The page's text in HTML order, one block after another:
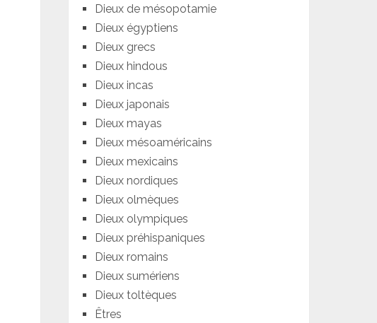
Dieux de mésopotamie
Dieux égyptiens
Dieux grecs
Dieux hindous
Dieux incas
Dieux japonais
Dieux mayas
Dieux mésoaméricains
Dieux mexicains
Dieux nordiques
Dieux olmèques
Dieux olympiques
Dieux préhispaniques
Dieux romains
Dieux sumériens
Dieux toltèques
Êtres